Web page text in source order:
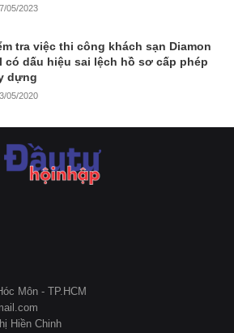
05/2023
tra việc thi công khách sạn Diamon
có dấu hiệu sai lệch hồ sơ cấp phép
dựng
05/2020
Môn - TP.HCM
Hiền Chinh